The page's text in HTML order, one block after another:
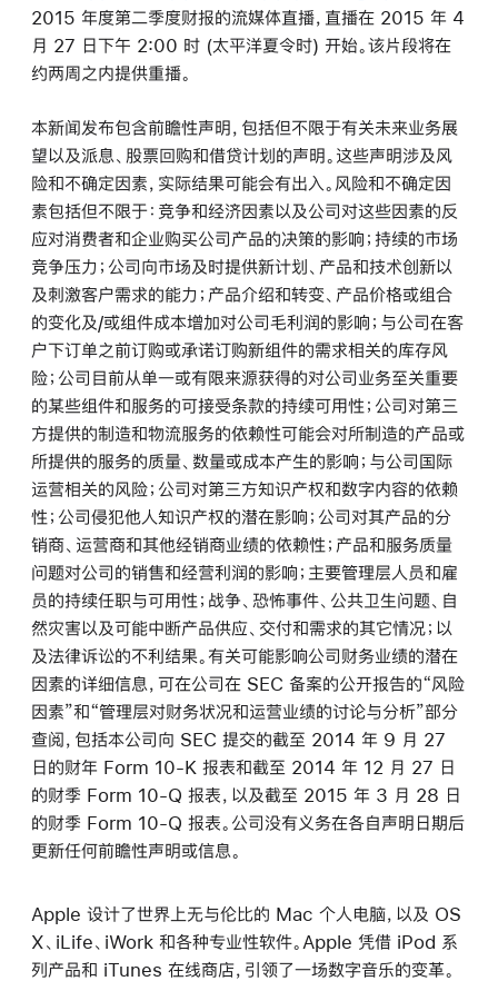
2015 年度第二季度财报的流媒体直播，直播在 2015 年 4
月 27 日下午 2:00 时 (太平洋夏令时) 开始。该片段将在
约两周之内提供重播。
本新闻发布包含前瞻性声明，包括但不限于有关未来业务展
望以及派息、股票回购和借贷计划的声明。这些声明涉及风
险和不确定因素，实际结果可能会有出入。风险和不确定因
素包括但不限于：竞争和经济因素以及公司对这些因素的反
应对消费者和企业购买公司产品的决策的影响；持续的市场
竞争压力；公司向市场及时提供新计划、产品和技术创新以
及刺激客户需求的能力；产品介绍和转变、产品价格或组合
的变化及/或组件成本增加对公司毛利润的影响；与公司在客
户下订单之前订购或承诺订购新组件的需求相关的库存风
险；公司目前从单一或有限来源获得的对公司业务至关重要
的某些组件和服务的可接受条款的持续可用性；公司对第三
方提供的制造和物流服务的依赖性可能会对所制造的产品或
所提供的服务的质量、数量或成本产生的影响；与公司国际
运营相关的风险；公司对第三方知识产权和数字内容的依赖
性；公司侵犯他人知识产权的潜在影响；公司对其产品的分
销商、运营商和其他经销商业绩的依赖性；产品和服务质量
问题对公司的销售和经营利润的影响；主要管理层人员和雇
员的持续任职与可用性；战争、恐怖事件、公共卫生问题、自
然灾害以及可能中断产品供应、交付和需求的其它情况；以
及法律诉讼的不利结果。有关可能影响公司财务业绩的潜在
因素的详细信息，可在公司在 SEC 备案的公开报告的“风险
因素”和“管理层对财务状况和运营业绩的讨论与分析”部分
查阅，包括本公司向 SEC 提交的截至 2014 年 9 月 27
日的财年 Form 10-K 报表和截至 2014 年 12 月 27 日
的财季 Form 10-Q 报表，以及截至 2015 年 3 月 28 日
的财季 Form 10-Q 报表。公司没有义务在各自声明日期后
更新任何前瞻性声明或信息。
Apple 设计了世界上无与伦比的 Mac 个人电脑，以及 OS
X、iLife、iWork 和各种专业性软件。Apple 凭借 iPod 系
列产品和 iTunes 在线商店，引领了一场数字音乐的变革。